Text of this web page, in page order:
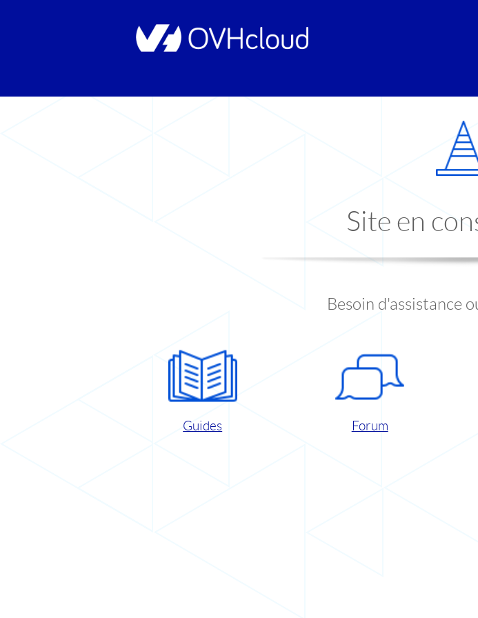
Site en
Besoin d'assistance
Guides Forum